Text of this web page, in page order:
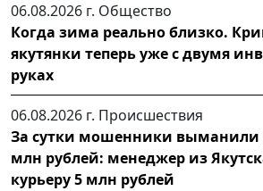
06.08.2026 г. Общество
Когда зима реально близко.
якутянки теперь уже с двумя
руках
06.08.2026 г. Происшествия
За сутки мошенники выманили
млн рублей: менеджер из
курьеру 5 млн рублей